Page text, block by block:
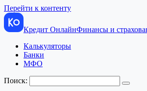
Перейти к контенту
Кредит ОнлайнФинансы и
Калькуляторы
Банки
МФО
Поиск: